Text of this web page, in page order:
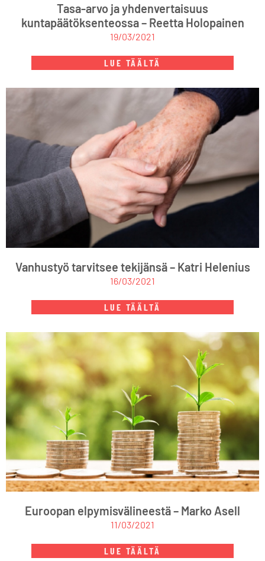
Tasa-arvo ja yhdenvertaisuus
kuntapäätöksenteossa – Reetta Holopainen
19/03/2021
LUE TÄÄLTÄ
Vanhustyö tarvitsee tekijänsä – Katri Helenius
16/03/2021
LUE TÄÄLTÄ
Euroopan elpymisvälineestä – Marko Asell
11/03/2021
LUE TÄÄLTÄ